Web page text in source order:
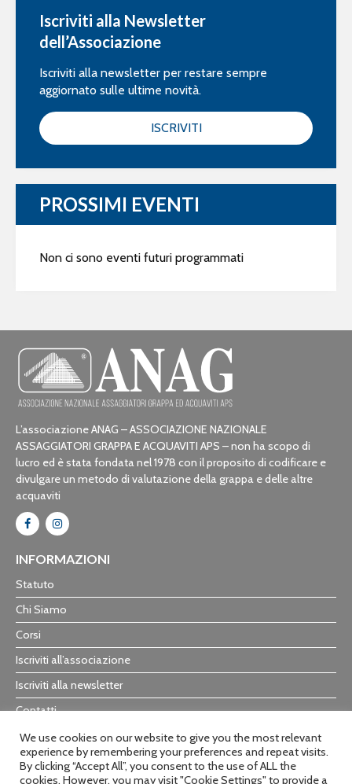
Iscriviti alla Newsletter
dell’Associazione
Iscriviti alla newsletter per restare sempre
aggiornato sulle ultime novità.
ISCRIVITI
PROSSIMI EVENTI
Non ci sono eventi futuri programmati
L’associazione ANAG – ASSOCIAZIONE NAZIONALE
ASSAGGIATORI GRAPPA E ACQUAVITI APS – non ha scopo di
lucro ed è stata fondata nel 1978 con il proposito di codificare e
divulgare un metodo di valutazione della grappa e delle altre
acquaviti
INFORMAZIONI
Statuto
Chi Siamo
Corsi
Iscriviti all’associazione
Iscriviti alla newsletter
Contatti
Trasparenza
We use cookies on our website to give you the most relevant
experience by remembering your preferences and repeat visits.
By clicking “Accept All”, you consent to the use of ALL the
cookies. However, you may visit "Cookie Settings" to provide a